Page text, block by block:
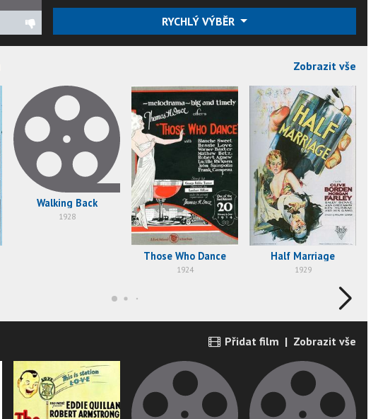
RYCHLÝ VÝBĚR
Zobrazit vše
Walking Back
1928
Those Who Dance
1924
Half Marriage
1929
Přidat film | Zobrazit vše